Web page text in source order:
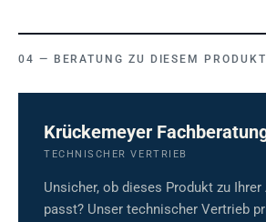
BERATUNG ZU DIESEM PRODUKT
Krückemeyer
TECHNISCHER VERTRIEB
Unsicher, ob dieses Produkt zu Ihrer
passt? Unser technischer Vertrieb